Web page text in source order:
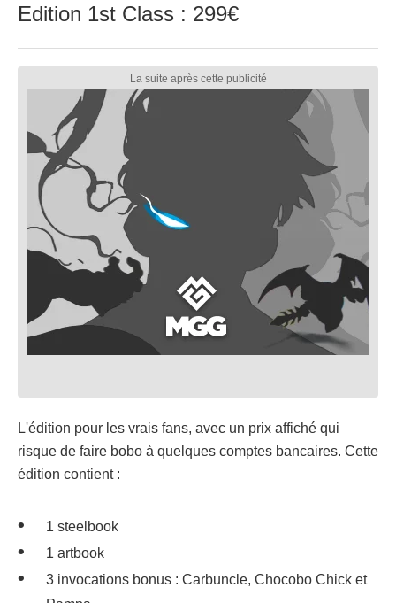
Edition 1st Class : 299€
L'édition pour les vrais fans, avec un prix affiché qui
risque de faire bobo à quelques comptes bancaires. Cette
édition contient :
1 steelbook
1 artbook
3 invocations bonus : Carbuncle, Chocobo Chick et